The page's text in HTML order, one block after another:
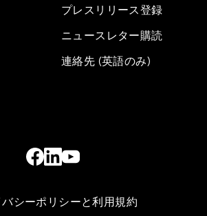
プレスリリース登録
ニュースレター購読
連絡先 (英語のみ)
シーポリシーと利用規約